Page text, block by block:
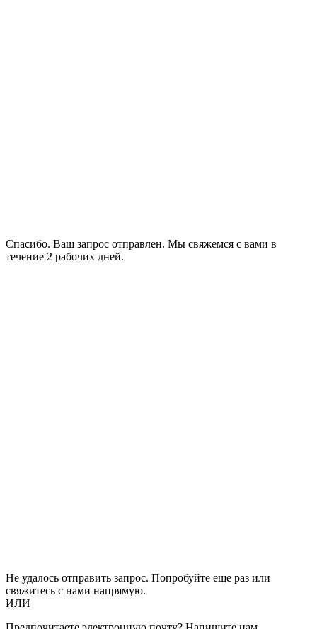
Спасибо. Ваш запрос отправлен. Мы свяжемся с вами в
течение 2 рабочих дней.
Не удалось отправить запрос. Попробуйте еще раз или
свяжитесь с нами напрямую.
ИЛИ